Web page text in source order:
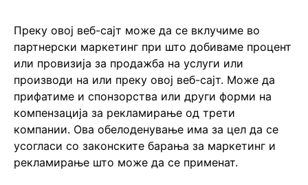
Преку овој веб-сајт може да се вклучиме во
партнерски маркетинг при што добиваме процент
или провизија за продажба на услуги или
производи на или преку овој веб-сајт. Може да
прифатиме и спонзорства или други форми на
компензација за рекламирање од трети
компании. Ова обелоденување има за цел да се
усогласи со законските барања за маркетинг и
рекламирање што може да се применат.